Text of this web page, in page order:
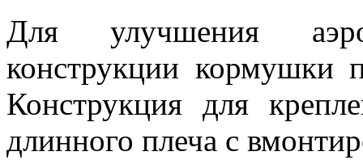
Для улучшения
конструкции кормушки
Конструкция для
длинного плеча с